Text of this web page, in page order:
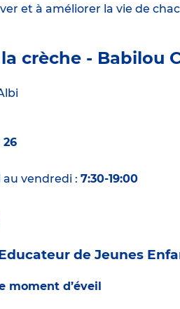
et à améliorer la vie de
crèche - Babilou
26
vendredi : 7:30-19:00
de Jeunes
moment d’éveil